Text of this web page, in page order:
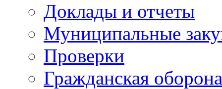
Доклады и отчеты
Муниципальные
Проверки
Гражданская